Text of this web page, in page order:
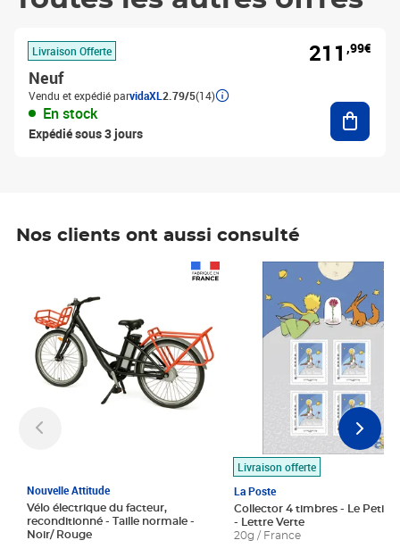
Livraison Offerte
Neuf
Vendu et expédié parvidaXL 2.79/5(14)
En stock
Expédié sous 3 jours
211 ,99€
Nos clients ont aussi consulté
Nouvelle Attitude
Vélo électrique du facteur,
reconditionné - Taille normale -
Noir/ Rouge
Livraison offerte
La Poste
Collector 4 timbres - Le Petit
- Lettre Verte
20g / France
Prix 7,50€